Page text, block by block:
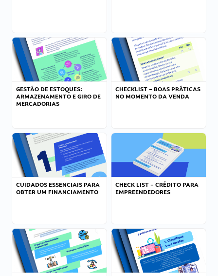
GESTÃO DE ESTOQUES:
ARMAZENAMENTO E GIRO DE
MERCADORIAS
CHECKLIST – BOAS PRÁTICAS
NO MOMENTO DA VENDA
CUIDADOS ESSENCIAIS PARA
OBTER UM FINANCIAMENTO
CHECK LIST – CRÉDITO PARA
EMPREENDEDORES